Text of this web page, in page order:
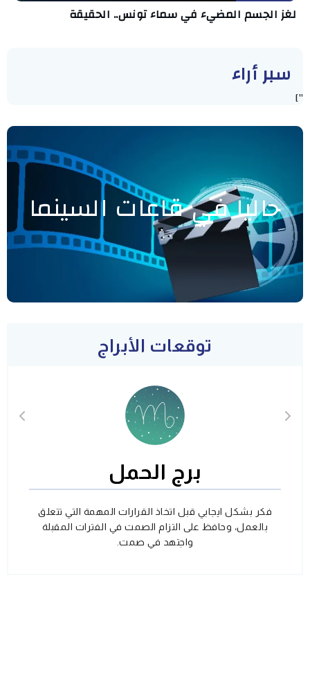
لغز الجسم المضيء في سماء تونس.. الحقيقة
سبر أراء
"]
حاليا في قاعات السينما
توقعات الأبراج
برج الحمل
فكر بشكل ايجابي قبل اتخاذ القرارات المهمة التي تتعلق
بالعمل، وحافظ على التزام الصمت في الفترات المقبلة
واجتهد في صمت.